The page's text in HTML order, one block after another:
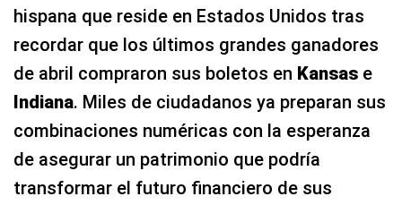
hispana que reside en Estados Unidos tras
recordar que los últimos grandes ganadores
de abril compraron sus boletos en Kansas e
Indiana. Miles de ciudadanos ya preparan sus
combinaciones numéricas con la esperanza
de asegurar un patrimonio que podría
transformar el futuro financiero de sus